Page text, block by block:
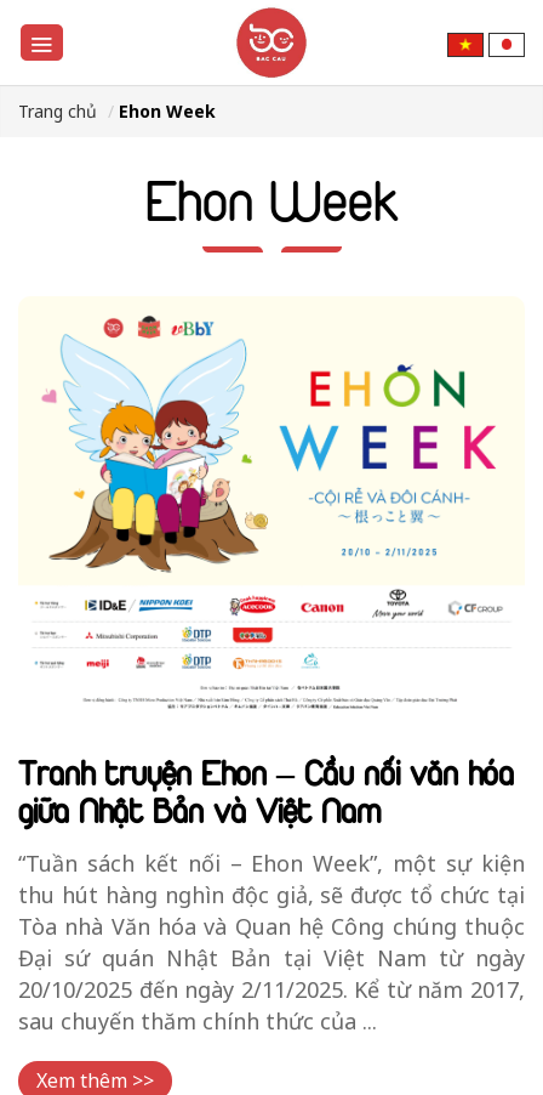
Trang chủ Ehon Week
Ehon Week
Tranh truyện Ehon – Cầu nối văn hóa
giữa Nhật Bản và Việt Nam
“Tuần sách kết nối – Ehon Week”, một sự kiện
thu hút hàng nghìn độc giả, sẽ được tổ chức tại
Tòa nhà Văn hóa và Quan hệ Công chúng thuộc
Đại sứ quán Nhật Bản tại Việt Nam từ ngày
20/10/2025 đến ngày 2/11/2025. Kể từ năm 2017,
sau chuyến thăm chính thức của ...
Xem thêm >>